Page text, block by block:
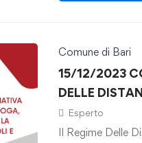
Comune di Bari
15/12/2023
DELLE
DERAMO
Esperto
Il Regime Delle